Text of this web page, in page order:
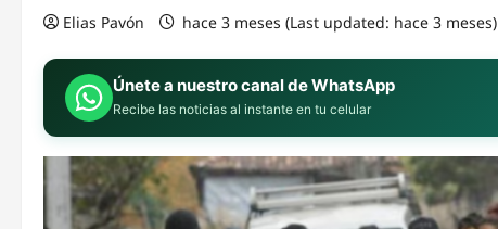
Elias Pavón hace 3 meses (Last updated: hace 3 meses)
Únete a nuestro canal de WhatsApp
Recibe las noticias al instante en tu celular